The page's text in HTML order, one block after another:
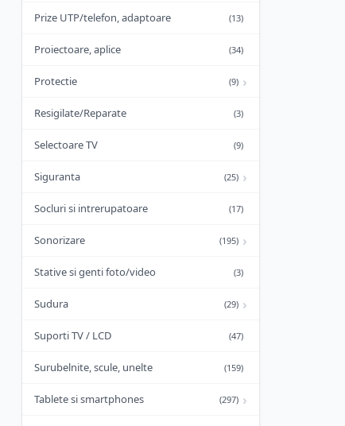
Prize UTP/telefon, adaptoare (13)
Proiectoare, aplice (34)
Protectie (9) ›
Resigilate/Reparate (3)
Selectoare TV (9)
Siguranta (25) ›
Socluri si intrerupatoare (17)
Sonorizare (195) ›
Stative si genti foto/video (3)
Sudura (29) ›
Suporti TV / LCD (47)
Surubelnite, scule, unelte (159)
Tablete si smartphones (297) ›